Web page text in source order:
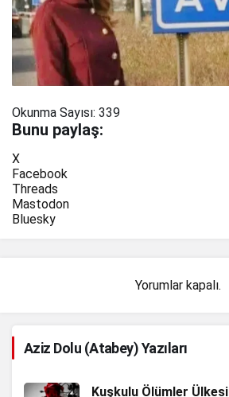
Okunma Sayısı: 339
Bunu paylaş:
X
Facebook
Threads
Mastodon
Bluesky
Yorumlar kapalı.
Aziz Dolu (Atabey) Yazıları
Kuşkulu Ölümler Ülkesi